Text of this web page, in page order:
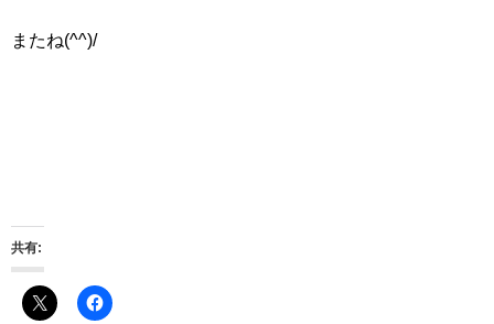
またね(^^)/
共有: